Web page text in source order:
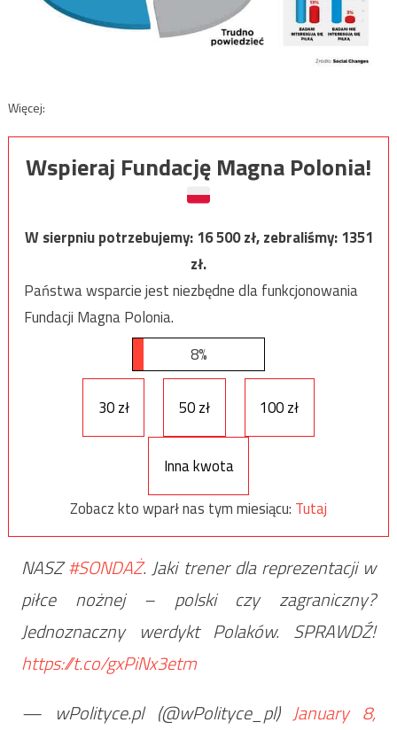
Więcej:
Wspieraj Fundację Magna Polonia!
W sierpniu potrzebujemy:16 500zł, zebraliśmy:1351
zł.
Państwa wsparcie jest niezbędne dla funkcjonowania
Fundacji Magna Polonia.
8%
30 zł 50 zł 100 zł
Inna kwota
Zobacz kto wparł nas tym miesiącu: Tutaj
NASZ#SONDAŻ. Jaki trener dla reprezentacji w
piłce nożnej – polski czy zagraniczny?
Jednoznaczny werdykt Polaków. SPRAWDŹ!
https://t.co/gxPiNx3etm
— wPolityce.pl (@wPolityce_pl)January 8,